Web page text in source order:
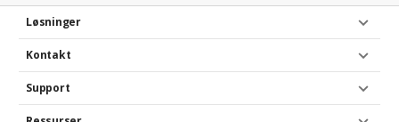
Løsninger
Kontakt
Support